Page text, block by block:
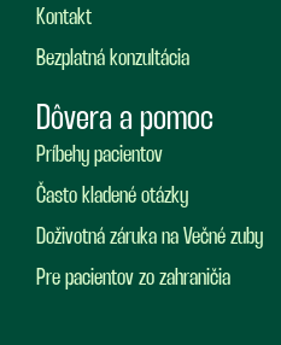
Kontakt
Bezplatná konzultácia
Dôvera a pomoc
Príbehy pacientov
Často kladené otázky
Doživotná záruka na Večné zuby
Pre pacientov zo zahraničia